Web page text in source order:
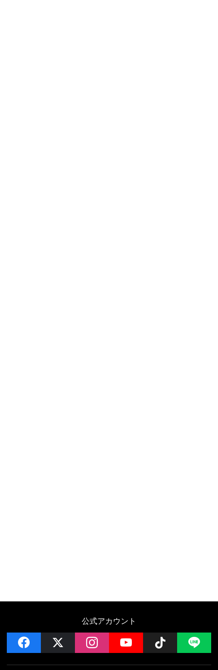
公式アカウント
facebook instagramYouTube Follow